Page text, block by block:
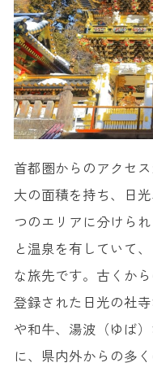
首都圏からのアクセ
大の面積を持ち、日
つのエリアに分けら
と温泉を有していて
な旅先です。古くか
登録された日光の社
や和牛、湯波（ゆば
に、県内外からの多